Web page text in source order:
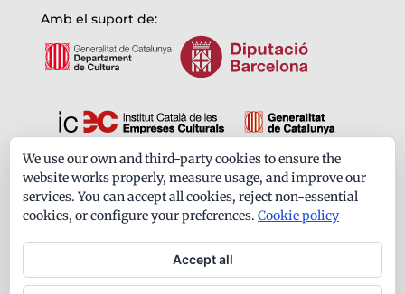
Amb el suport de:
Formem part de:
We use our own and third-party cookies to ensure the
website works properly, measure usage, and improve our
services. You can accept all cookies, reject non-essential
cookies, or configure your preferences. Cookie policy
Accept all